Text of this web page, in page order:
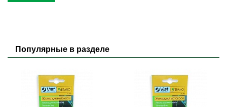
Популярные в разделе